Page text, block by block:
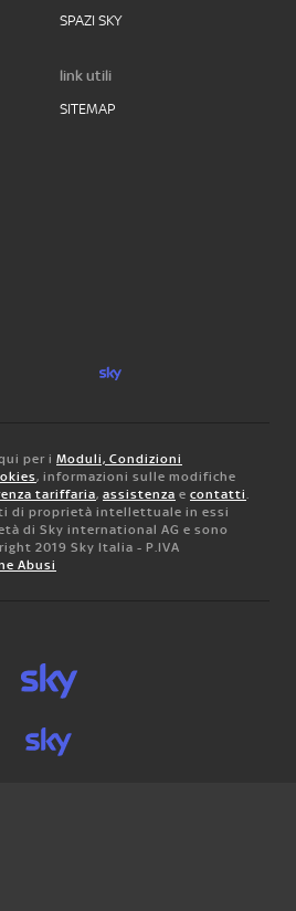
SPAZI SKY
link utili
SITEMAP
per i Moduli, Condizioni
, informazioni sulle modifiche
tariffaria, assistenza e contatti.
di proprietà intellettuale in essi
di Sky international AG e sono
2019 Sky Italia - P.IVA
Abusi